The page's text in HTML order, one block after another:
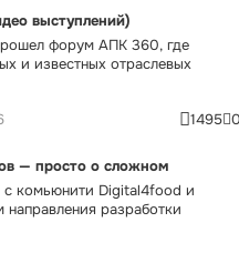
выступлений)
форум АПК 360, где
и известных отраслевых
1495
— просто о сложном
с комьюнити Digital4food и
разработки